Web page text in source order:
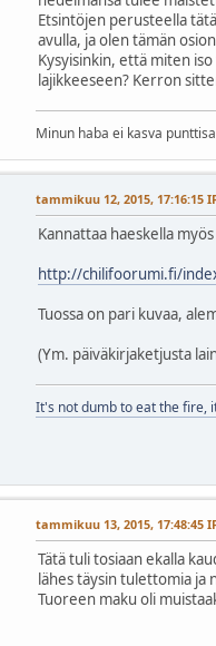
Etsintöjen perusteella
avulla, ja olen tämän
Kysyisinkin, että miten
lajikkeeseen? Kerron
Minun haba ei kasva
tammikuu 12, 2015, 17:16:15
Kannattaa haeskella
http://chilifoorumi.fi/
Tuossa on pari kuvaa,
(Ym. päiväkirjaketjusta
It's not dumb to eat the fire,
tammikuu 13, 2015, 17:48:45
Tätä tuli tosiaan ekalla
lähes täysin tulettomia ja
Tuoreen maku oli